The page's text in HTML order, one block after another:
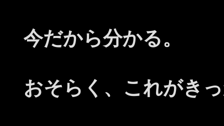
今だから分かる。
おそらく、これがき